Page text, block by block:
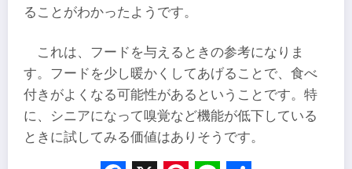
ることがわかったようです。
これは、フードを与えるときの参考になりま
す。フードを少し暖かくしてあげることで、食べ
付きがよくなる可能性があるということです。特
に、シニアになって嗅覚など機能が低下している
ときに試してみる価値はありそうです。